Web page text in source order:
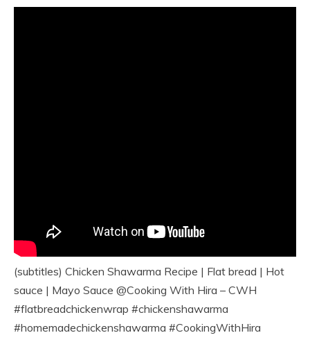
(subtitles) Chicken Shawarma Recipe | Flat bread | Hot
sauce | Mayo Sauce @Cooking With Hira – CWH
#flatbreadchickenwrap #chickenshawarma
#homemadechickenshawarma #CookingWithHira